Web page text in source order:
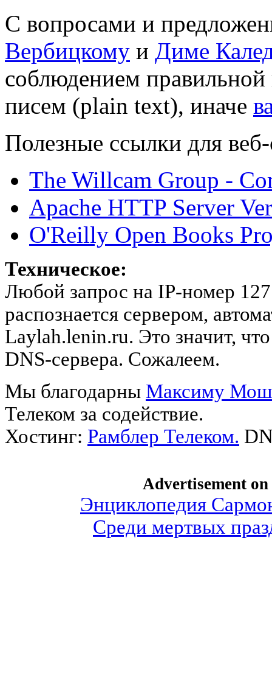
С вопросами и
Вербицкому и Диме
соблюдением
писем (plain text), иначе
Полезные ссылки для веб-
The Willcam Group -
Apache HTTP Server
O'Reilly Open Books
Техническое:
Любой запрос на IP-номер
распознается сервером,
Laylah.lenin.ru. Это значит,
DNS-сервера. Сожалеем.
Мы благодарны Максиму
Телеком за содействие.
Хостинг: Рамблер Телеком.
Advertisement on
Энциклопедия
Среди мертвых